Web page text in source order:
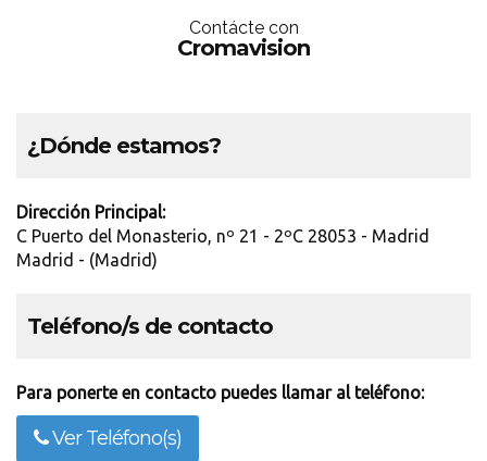
Contácte con
Cromavision
¿Dónde estamos?
Dirección Principal:
C Puerto del Monasterio, nº 21 - 2ºC 28053 - Madrid
Madrid - (Madrid)
Teléfono/s de contacto
Para ponerte en contacto puedes llamar al teléfono:
Ver Teléfono(s)